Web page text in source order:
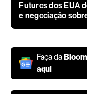
Futuros dos EUA
e negociação
Faça da
aqui